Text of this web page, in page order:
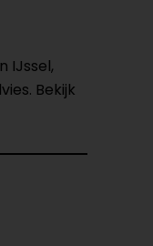
IJssel,
Bekijk